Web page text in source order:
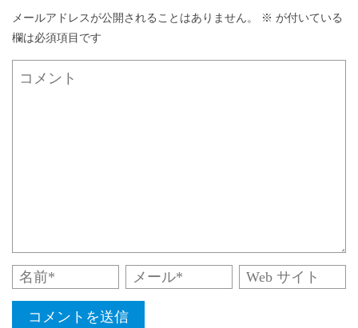
メールアドレスが公開されることはありません。 ※ が付いている
欄は必須項目です